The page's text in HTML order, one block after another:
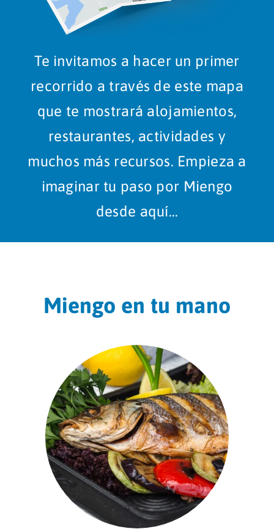
Te invitamos a hacer un primer
recorrido a través de este mapa
que te mostrará alojamientos,
restaurantes, actividades y
muchos más recursos. Empieza a
imaginar tu paso por Miengo
desde aquí…
Miengo en tu mano